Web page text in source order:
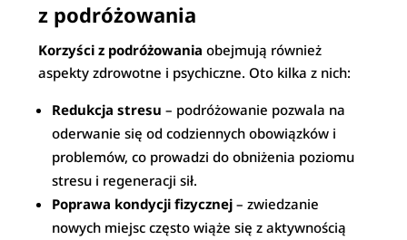
z podróżowania
Korzyści z podróżowania obejmują również
aspekty zdrowotne i psychiczne. Oto kilka z nich:
Redukcja stresu – podróżowanie pozwala na
oderwanie się od codziennych obowiązków i
problemów, co prowadzi do obniżenia poziomu
stresu i regeneracji sił.
Poprawa kondycji fizycznej – zwiedzanie
nowych miejsc często wiąże się z aktywnością